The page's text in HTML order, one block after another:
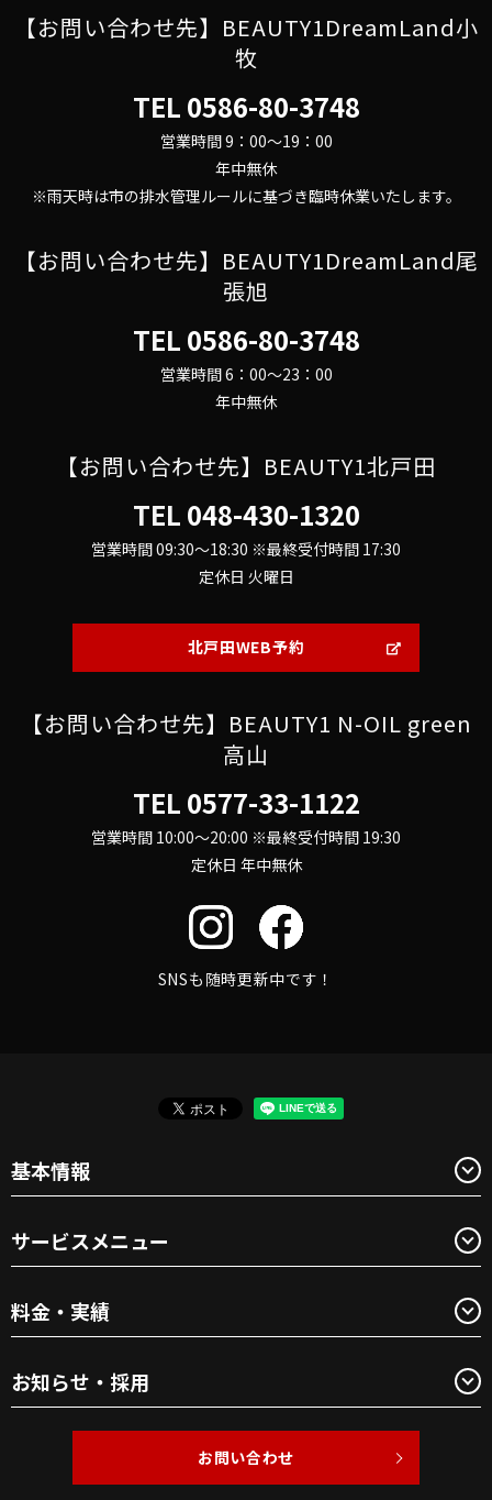
【お問い合わせ先】BEAUTY1DreamLand小
牧
TEL 0586-80-3748
営業時間 9：00～19：00
年中無休
※雨天時は市の排水管理ルールに基づき臨時休業いたします。
【お問い合わせ先】BEAUTY1DreamLand尾
張旭
TEL 0586-80-3748
営業時間 6：00～23：00
年中無休
【お問い合わせ先】BEAUTY1北戸田
TEL 048-430-1320
営業時間 09:30～18:30 ※最終受付時間 17:30
定休日 火曜日
北戸田WEB予約
【お問い合わせ先】BEAUTY1 N-OIL green
高山
TEL 0577-33-1122
営業時間 10:00～20:00 ※最終受付時間 19:30
定休日 年中無休
SNSも随時更新中です！
基本情報
サービスメニュー
料金・実績
お知らせ・採用
お問い合わせ